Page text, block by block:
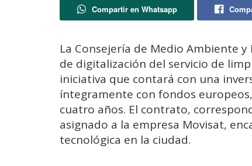
Compartir en Whatsapp
La Consejería de Medio Ambiente
de digitalización del servicio de
iniciativa que contará con una
íntegramente con fondos
cuatro años. El contrato,
asignado a la empresa Movisat,
tecnológica en la ciudad.